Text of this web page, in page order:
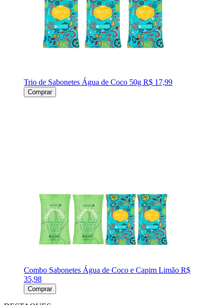
Trio de Sabonetes Água de Coco 50g R$ 17,99
Comprar
Combo Sabonetes Água de Coco e Capim Limão R$
35,98
Comprar